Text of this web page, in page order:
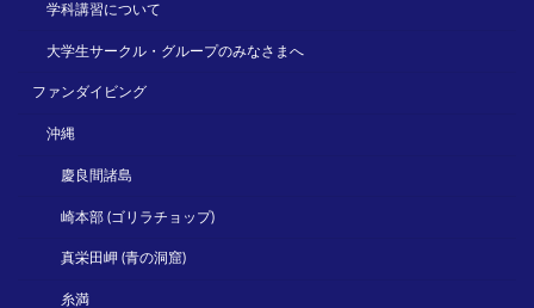
学科講習について
大学生サークル・グループのみなさまへ
ファンダイビング
沖縄
慶良間諸島
崎本部 (ゴリラチョップ)
真栄田岬 (青の洞窟)
糸満